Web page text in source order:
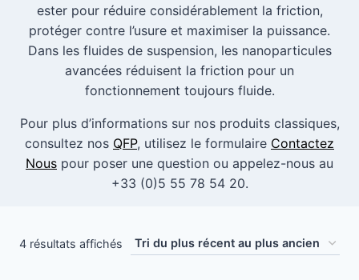
ester pour réduire considérablement la friction,
protéger contre l’usure et maximiser la puissance.
Dans les fluides de suspension, les nanoparticules
avancées réduisent la friction pour un
fonctionnement toujours fluide.
Pour plus d’informations sur nos produits classiques,
consultez nos QFP, utilisez le formulaire Contactez
Nous pour poser une question ou appelez-nous au
+33 (0)5 55 78 54 20.
4 résultats affichés Trié